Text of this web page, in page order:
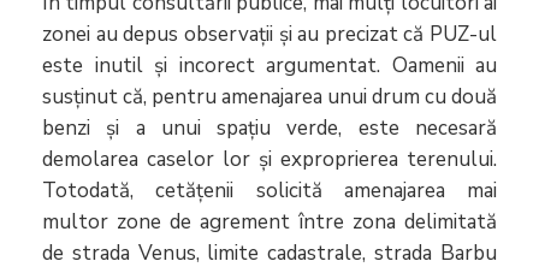
zonei au depus observații și au precizat că PUZ-ul
este inutil și incorect argumentat. Oamenii au
susținut că, pentru amenajarea unui drum cu două
benzi și a unui spațiu verde, este necesară
demolarea caselor lor şi exproprierea terenului.
Totodată, cetățenii solicită amenajarea mai
multor zone de agrement între zona delimitată
de strada Venus, limite cadastrale, strada Barbu